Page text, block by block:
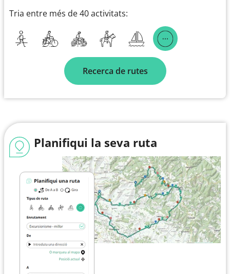
Tria entre més de 40 activitats:
Recerca de rutes
Planifiqui la seva ruta